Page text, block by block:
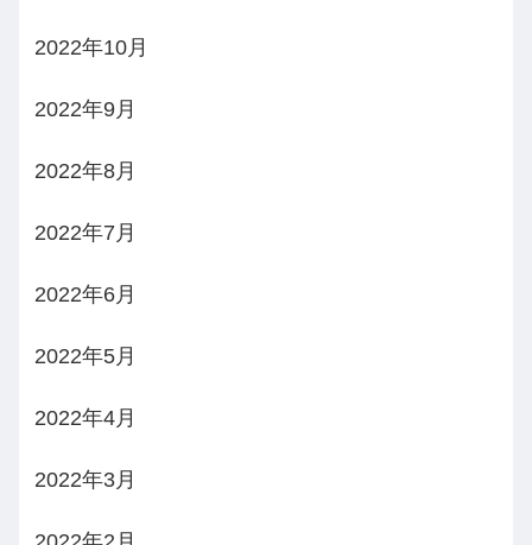
2022年10月
2022年9月
2022年8月
2022年7月
2022年6月
2022年5月
2022年4月
2022年3月